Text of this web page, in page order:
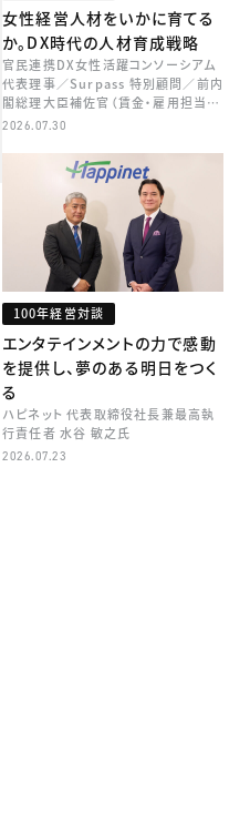
女性経営人材をいかに育てる
か。DX時代の人材育成戦略
官民連携DX女性活躍コンソーシアム
代表理事／Surpass 特別顧問／前内
閣総理大臣補佐官（賃金・雇用担当）
矢田 稚子
2026.07.30
100年経営対談
エンタテインメントの力で感動
を提供し、夢のある明日をつく
る
ハピネット 代表取締役社長兼最高執
行責任者 水谷 敏之氏
2026.07.23